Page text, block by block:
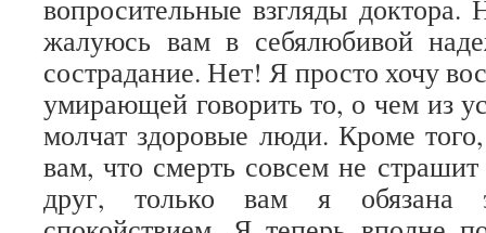
вопросительные взгляды
жалуюсь вам в себялюбивой
сострадание. Нет! Я просто хочу
умирающей говорить то, о чем из
молчат здоровые люди. Кроме того,
вам, что смерть совсем не
друг, только вам я обязана